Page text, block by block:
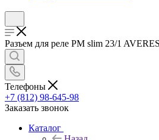
Разъем для реле РM slim 23/1
Телефоны
+7 (812) 98-645-98
Заказать звонок
Каталог